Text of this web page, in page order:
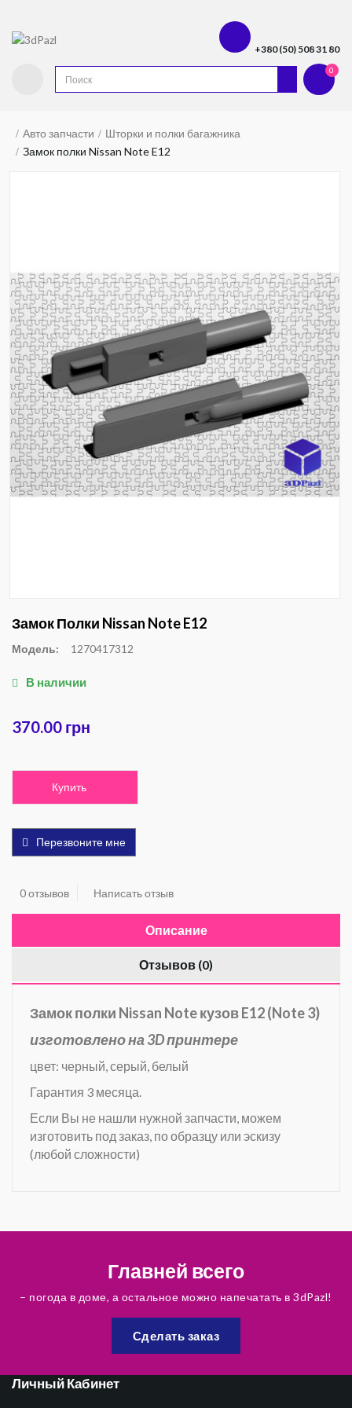
+380 (50) 508 31 80
0
Авто запчасти
Шторки и полки багажника
Замок полки Nissan Note E12
Замок Полки Nissan Note E12
Модель: 1270417312
В наличии
370.00 грн
Купить
Перезвоните мне
0 отзывов Написать отзыв
Описание
Отзывов (0)
Замок полки Nissan Note кузов E12 (Note 3)
изготовлено на 3D принтере
цвет: черный, серый, белый
Гарантия 3 месяца.
Если Вы не нашли нужной запчасти, можем
изготовить под заказ, по образцу или эскизу
(любой сложности)
Главней всего
– погода в доме, а остальное можно напечатать в 3dPazl!
Сделать заказ
Личный Кабинет